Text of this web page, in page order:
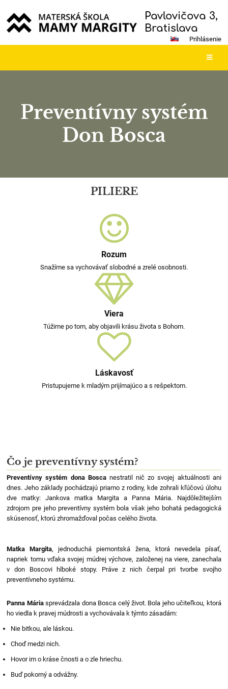
Pavlovičova 3,
Bratislava
Prihlásenie
Preventívny systém
Don Bosca
PILIERE
Rozum
Snažíme sa vychovávať slobodné a zrelé osobnosti.
Viera
Túžime po tom, aby objavili krásu života s Bohom.
Láskavosť
Pristupujeme k mladým prijímajúco a s rešpektom.
Čo je preventívny systém?
Preventívny systém dona Boscanestratil nič zo svojej aktuálnosti ani
dnes. Jeho základy pochádzajú priamo z rodiny, kde zohrali kľúčovú úlohu
dve matky: Jankova matka Margita a Panna Mária. Najdôležitejším
zdrojom pre jeho preventívny systém bola však jeho bohatá pedagogická
skúsenosť, ktorú zhromažďoval počas celého života.
Matka Margita, jednoduchá piemontská žena, ktorá nevedela písať,
napriek tomu vďaka svojej múdrej výchove, založenej na viere, zanechala
v don Boscovi hlboké stopy. Práve z nich čerpal pri tvorbe svojho
preventívneho systému.
Panna Máriasprevádzala dona Bosca celý život. Bola jeho učiteľkou, ktorá
ho viedla k pravej múdrosti a vychovávala k týmto zásadám:
Nie bitkou, ale láskou.
Choď medzi nich.
Hovor im o kráse čnosti a o zle hriechu.
Buď pokorný a odvážny.